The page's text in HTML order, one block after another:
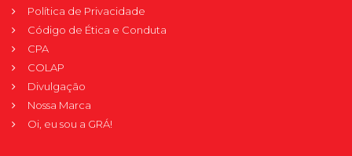
Política de Privacidade
Código de Ética e Conduta
CPA
COLAP
Divulgação
Nossa Marca
Oi, eu sou a GRÁ!